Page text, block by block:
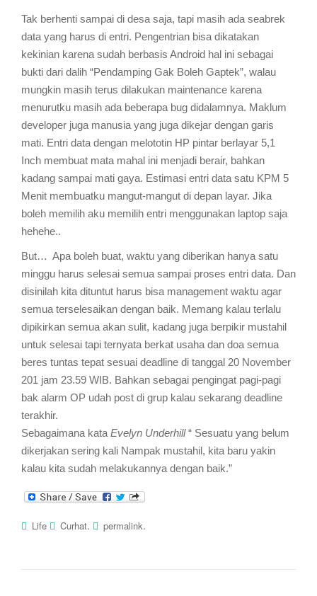
Tak berhenti sampai di desa saja, tapi masih ada seabrek
data yang harus di entri. Pengentrian bisa dikatakan
kekinian karena sudah berbasis Android hal ini sebagai
bukti dari dalih “Pendamping Gak Boleh Gaptek”, walau
mungkin masih terus dilakukan maintenance karena
menurutku masih ada beberapa bug didalamnya. Maklum
developer juga manusia yang juga dikejar dengan garis
mati. Entri data dengan melototin HP pintar berlayar 5,1
Inch membuat mata mahal ini menjadi berair, bahkan
kadang sampai mati gaya. Estimasi entri data satu KPM 5
Menit membuatku mangut-mangut di depan layar. Jika
boleh memilih aku memilih entri menggunakan laptop saja
hehehe..
But… Apa boleh buat, waktu yang diberikan hanya satu
minggu harus selesai semua sampai proses entri data. Dan
disinilah kita dituntut harus bisa management waktu agar
semua terselesaikan dengan baik. Memang kalau terlalu
dipikirkan semua akan sulit, kadang juga berpikir mustahil
untuk selesai tapi ternyata berkat usaha dan doa semua
beres tuntas tepat sesuai deadline di tanggal 20 November
201 jam 23.59 WIB. Bahkan sebagai pengingat pagi-pagi
bak alarm OP udah post di grup kalau sekarang deadline
terakhir.
Sebagaimana kata Evelyn Underhill“ Sesuatu yang belum
dikerjakan sering kali Nampak mustahil, kita baru yakin
kalau kita sudah melakukannya dengan baik.”
Life Curhat. permalink.